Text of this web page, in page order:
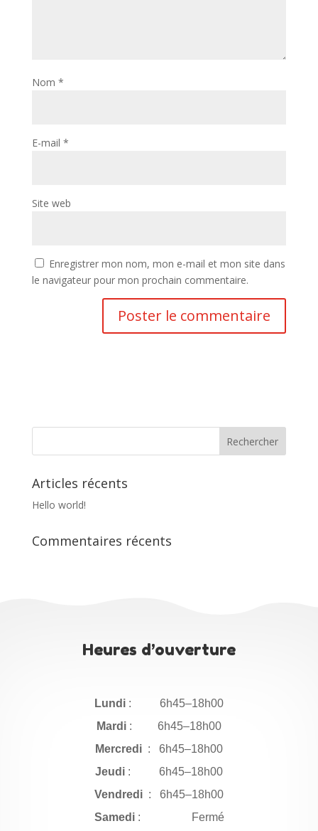
Nom *
E-mail *
Site web
Enregistrer mon nom, mon e-mail et mon site dans
le navigateur pour mon prochain commentaire.
Articles récents
Hello world!
Commentaires récents
Heures d’ouverture
Lundi : 6h45–18h00
Mardi : 6h45–18h00
Mercredi : 6h45–18h00
Jeudi : 6h45–18h00
Vendredi : 6h45–18h00
Samedi: Fermé